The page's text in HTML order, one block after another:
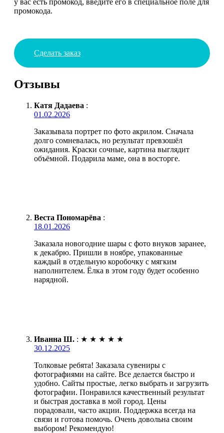
промокода.
Сделать заказ
Отзывы
Катя Дадаева :
01.02.2026
Заказывала портрет по фото акрилом. Сначала
долго сомневалась, но результат превзошёл
ожидания. Краски сочные, картина выглядит
объёмной. Подарила маме, она в восторге.
Веста Пономарёва :
18.01.2026
Заказала новогодние шары с фото внуков заранее,
к декабрю. Пришли в ноябре, упакованные
каждый в отдельную коробочку с мягким
наполнителем. Ёлка в этом году будет особенно
нарядной.
Иванна Ш. : ★ ★ ★ ★ ★
30.12.2025
Толковые ребята! Заказала сувениры с
фотографиями на сайте. Все делается быстро и
удобно. Сайты простые, легко выбрать и загрузить
фотографии. Понравился качественный результат
и быстрая доставка в мой город. Цены
порадовали, часто акции. Поддержка всегда на
связи и готова помочь. Очень довольна своим
выбором! Рекомендую!